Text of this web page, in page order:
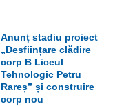
Anunț stadiu proiect
„Desființare clădire
corp B Liceul
Tehnologic Petru
Rareș” și construire
corp nou